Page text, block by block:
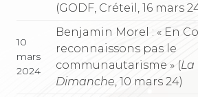
(GODF, Créteil, 16 mars
10
mars
2024
Benjamin Morel : « En
reconnaissons pas le
communautarisme » (La
Dimanche , 10 mars 24)